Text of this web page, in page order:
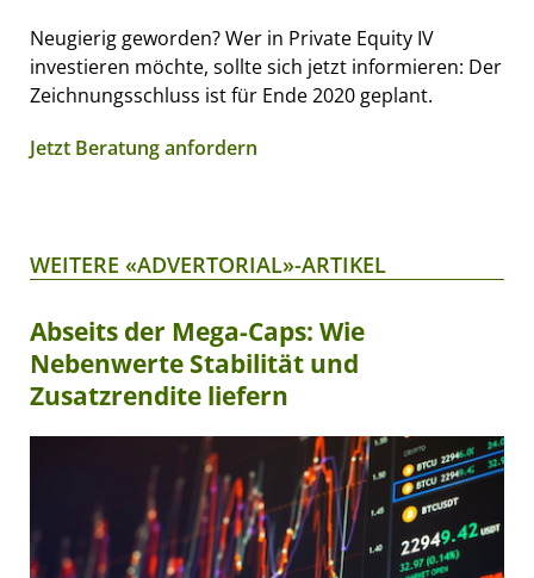
Neugierig geworden? Wer in Private Equity IV
investieren möchte, sollte sich jetzt informieren: Der
Zeichnungsschluss ist für Ende 2020 geplant.
Jetzt Beratung anfordern
WEITERE «ADVERTORIAL»-ARTIKEL
Abseits der Mega-Caps: Wie
Nebenwerte Stabilität und
Zusatzrendite liefern